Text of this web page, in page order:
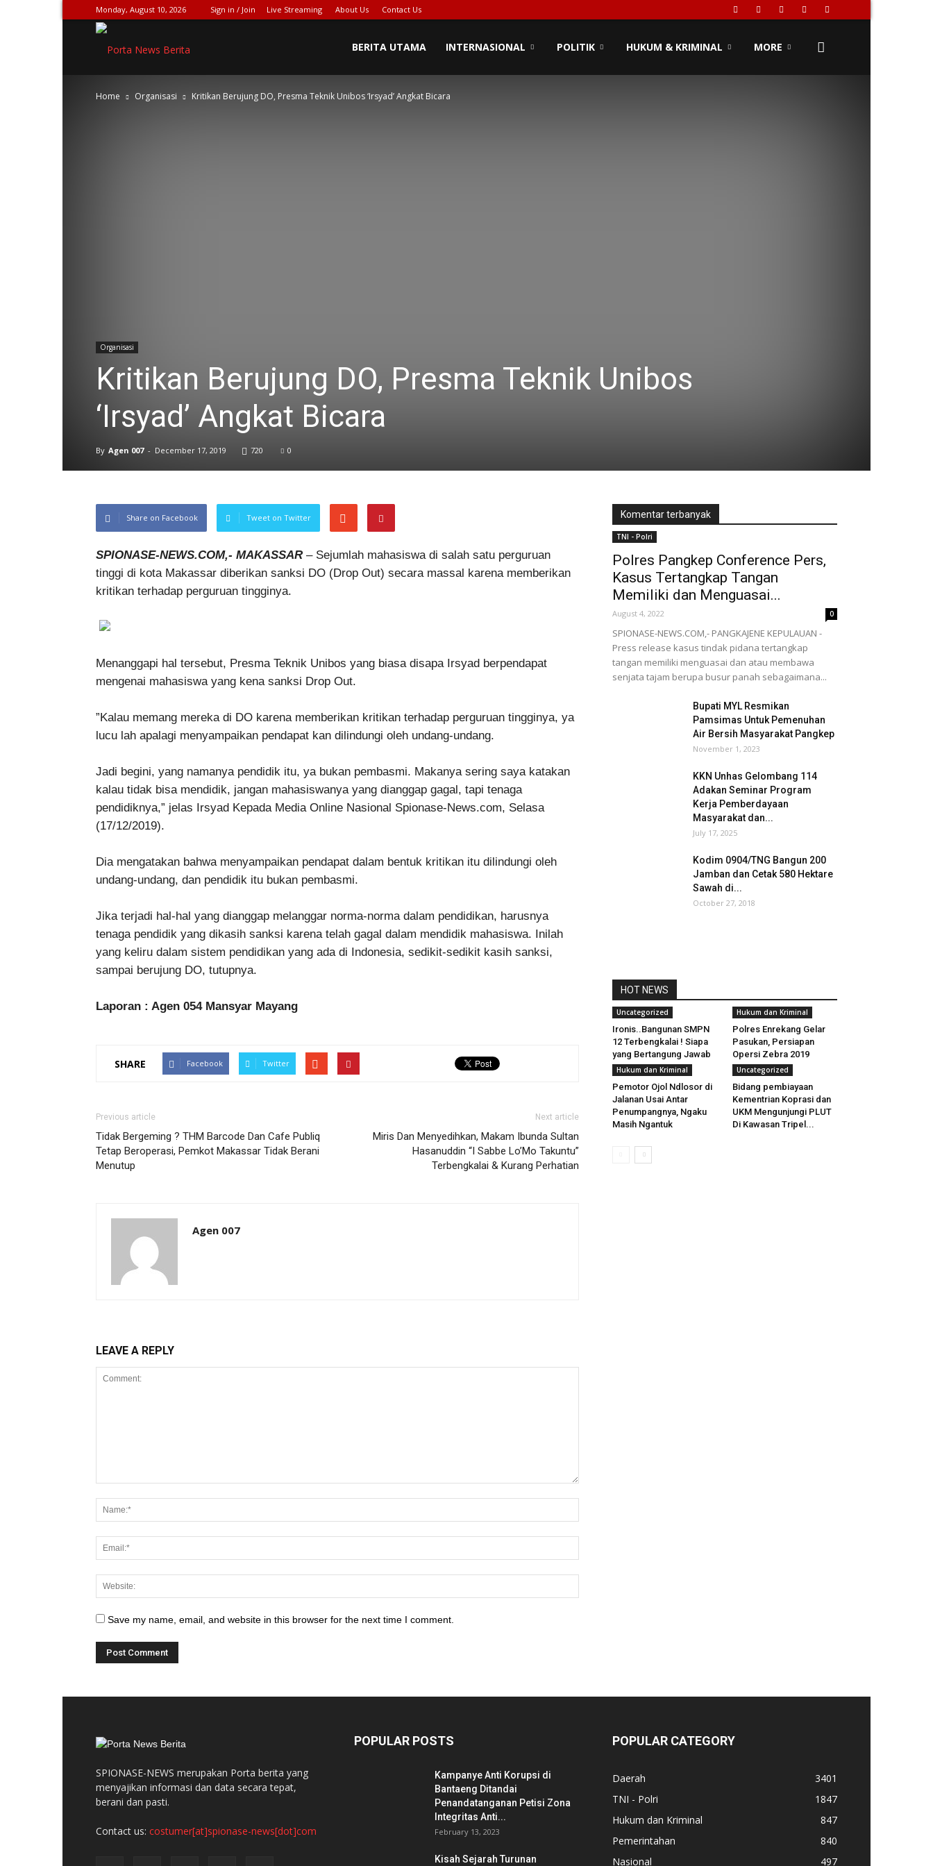
Monday, August 10, 2026 Sign in / Join Live Streaming About Us Contact Us
NEWS[DOT]COM
BERITA UTAMA INTERNASIONAL POLITIK HUKUM & KRIMINAL MORE
Home Organisasi Kritikan Berujung DO, Presma Teknik Unibos ‘Irsyad’ Angkat Bicara
Organisasi
Kritikan Berujung DO, Presma Teknik Unibos
‘Irsyad’ Angkat Bicara
By Agen 007 - December 17, 2019 720 0
Share on Facebook Tweet on Twitter
SPIONASE-NEWS.COM,- MAKASSAR – Sejumlah mahasiswa di salah satu perguruan
tinggi di kota Makassar diberikan sanksi DO (Drop Out) secara massal karena memberikan
kritikan terhadap perguruan tingginya.
Menanggapi hal tersebut, Presma Teknik Unibos yang biasa disapa Irsyad berpendapat
mengenai mahasiswa yang kena sanksi Drop Out.
”Kalau memang mereka di DO karena memberikan kritikan terhadap perguruan tingginya, ya
lucu lah apalagi menyampaikan pendapat kan dilindungi oleh undang-undang.
Jadi begini, yang namanya pendidik itu, ya bukan pembasmi. Makanya sering saya katakan
kalau tidak bisa mendidik, jangan mahasiswanya yang dianggap gagal, tapi tenaga
pendidiknya,” jelas Irsyad Kepada Media Online Nasional Spionase-News.com, Selasa
(17/12/2019).
Dia mengatakan bahwa menyampaikan pendapat dalam bentuk kritikan itu dilindungi oleh
undang-undang, dan pendidik itu bukan pembasmi.
Jika terjadi hal-hal yang dianggap melanggar norma-norma dalam pendidikan, harusnya
tenaga pendidik yang dikasih sanksi karena telah gagal dalam mendidik mahasiswa. Inilah
yang keliru dalam sistem pendidikan yang ada di Indonesia, sedikit-sedikit kasih sanksi,
sampai berujung DO, tutupnya.
Laporan : Agen 054 Mansyar Mayang
SHARE Facebook Twitter
Previous article
Tidak Bergeming ? THM Barcode Dan Cafe Publiq
Tetap Beroperasi, Pemkot Makassar Tidak Berani
Menutup
Next article
Miris Dan Menyedihkan, Makam Ibunda Sultan
Hasanuddin “I Sabbe Lo’Mo Takuntu”
Terbengkalai & Kurang Perhatian
Agen 007
LEAVE A REPLY
Save my name, email, and website in this browser for the next time I comment.
Komentar terbanyak
TNI - Polri
Polres Pangkep Conference Pers,
Kasus Tertangkap Tangan
Memiliki dan Menguasai...
August 4, 2022 0
SPIONASE-NEWS.COM,- PANGKAJENE KEPULAUAN -
Press release kasus tindak pidana tertangkap
tangan memiliki menguasai dan atau membawa
senjata tajam berupa busur panah sebagaimana...
Bupati MYL Resmikan
Pamsimas Untuk Pemenuhan
Air Bersih Masyarakat Pangkep
November 1, 2023
KKN Unhas Gelombang 114
Adakan Seminar Program
Kerja Pemberdayaan
Masyarakat dan...
July 17, 2025
Kodim 0904/TNG Bangun 200
Jamban dan Cetak 580 Hektare
Sawah di...
October 27, 2018
HOT NEWS
Uncategorized
Ironis..Bangunan SMPN
12 Terbengkalai ! Siapa
yang Bertangung Jawab
Hukum dan Kriminal
Polres Enrekang Gelar
Pasukan, Persiapan
Opersi Zebra 2019
Hukum dan Kriminal
Pemotor Ojol Ndlosor di
Jalanan Usai Antar
Penumpangnya, Ngaku
Masih Ngantuk
Uncategorized
Bidang pembiayaan
Kementrian Koprasi dan
UKM Mengunjungi PLUT
Di Kawasan Tripel...
SPIONASE-NEWS merupakan Porta berita yang
menyajikan informasi dan data secara tepat,
berani dan pasti.
Contact us: costumer[at]spionase-news[dot]com
POPULAR POSTS
Kampanye Anti Korupsi di
Bantaeng Ditandai
Penandatanganan Petisi Zona
Integritas Anti...
February 13, 2023
Kisah Sejarah Turunan
POPULAR CATEGORY
Daerah
3401
TNI - Polri
1847
Hukum dan Kriminal
847
Pemerintahan
840
Nasional
497